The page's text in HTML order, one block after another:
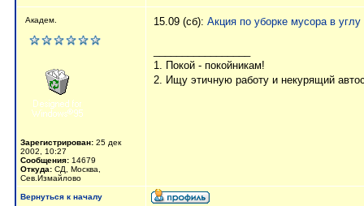
Академ.
Зарегистрирован: 25 дек
2002, 10:27
Сообщения: 14679
Откуда: СД, Москва,
Сев.Измайлово
15.09 (сб): Акция по уборке мусора в
1. Покой - покойникам!
2. Ищу этичную работу и некурящий
Вернуться к началу